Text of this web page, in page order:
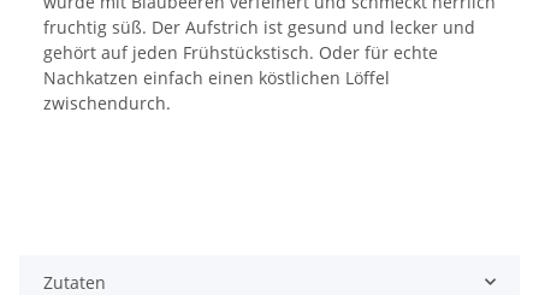
fruchtig süß. Der Aufstrich ist gesund und lecker und
gehört auf jeden Frühstückstisch. Oder für echte
Nachkatzen einfach einen köstlichen Löffel
zwischendurch.
Zutaten